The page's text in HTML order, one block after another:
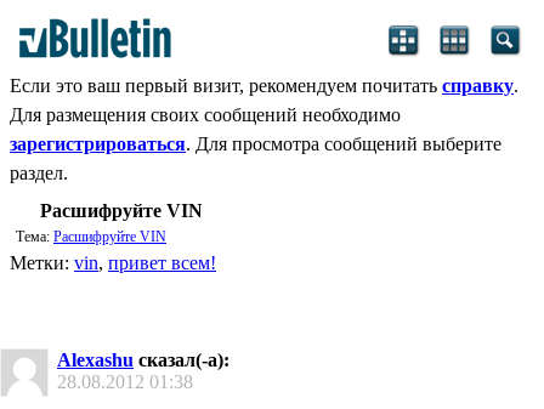
Если это ваш первый визит, рекомендуем почитать справку.
Для размещения своих сообщений необходимо
зарегистрироваться. Для просмотра сообщений выберите
раздел.
Расшифруйте VIN
Тема: Расшифруйте VIN
Метки: vin, привет всем!
Alexashu сказал(-а):
28.08.2012 01:38